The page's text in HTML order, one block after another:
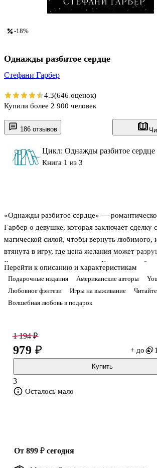
186 отзывов
Цикл: Однажды разбитое сердце
Книга 1 из 3
Подарочные издания Американские авторы
Любовное фэнтези
Игры на выживание
Волшебная любовь в подарок
«Однажды разбитое сердце» —
Гарбер о девушке, которая заключает сделку
магической силой, чтобы вернуть любимого,
втянута в игру, где цена желания может
Роман вырос из мира серии «Караваль» и
книгой в подростковой и молодёжной
любви, которая начинается как мечта о
оборачивается обманом, чужой волей и
О чём книга
Эванджелина Фокс с детства верит в
готова смириться с тем, что Люк собирается
сводной сестре Марисоль. Она считает, что за
Перейти к описанию и характеристикам
-18%
Однажды разбитое сердце
Стефани Гарбер
4.3(646 оценок)
Купили более 2 900 человек
1 194 ₽
979 ₽ + до
Купить
3
Осталось мало
от 899 ₽ сегодня